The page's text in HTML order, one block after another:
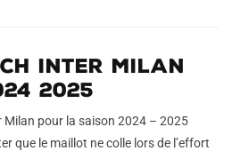
Inter Milan
2025
Milan pour la saison 2024 – 2025
que le maillot ne colle lors de l’effort